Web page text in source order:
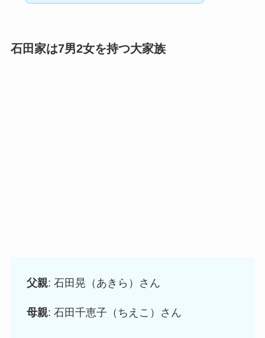
石田家は7男2女を持つ大家族
父親: 石田晃（あきら）さん
母親: 石田千恵子（ちえこ）さん